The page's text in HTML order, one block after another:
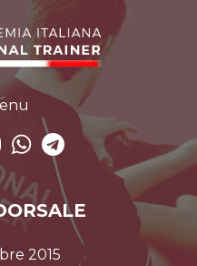
2015